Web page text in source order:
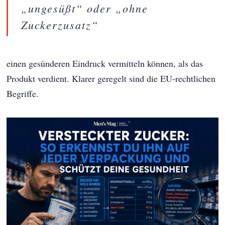
„ungesüßt“ oder „ohne
Zuckerzusatz“
einen gesünderen Eindruck vermitteln können, als das
Produkt verdient. Klarer geregelt sind die EU-rechtlichen
Begriffe.